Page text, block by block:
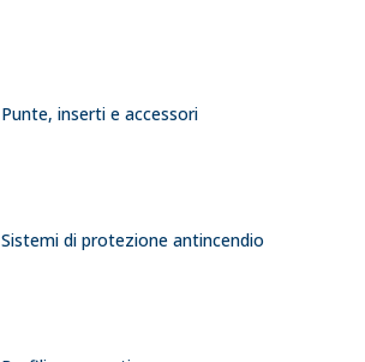
Punte, inserti e accessori
Sistemi di protezione antincendio